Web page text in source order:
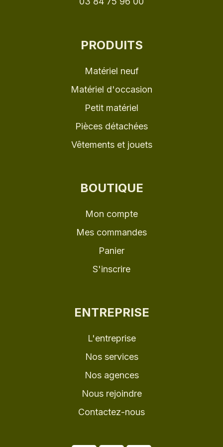
PRODUITS
Matériel neuf
Matériel d'occasion
Petit matériel
Pièces détachées
Vêtements et jouets
BOUTIQUE
Mon compte
Mes commandes
Panier
S'inscrire
ENTREPRISE
L'entreprise
Nos services
Nos agences
Nous rejoindre
Contactez-nous